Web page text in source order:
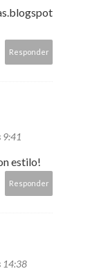
Responder
9:41
estilo!
Responder
14:38